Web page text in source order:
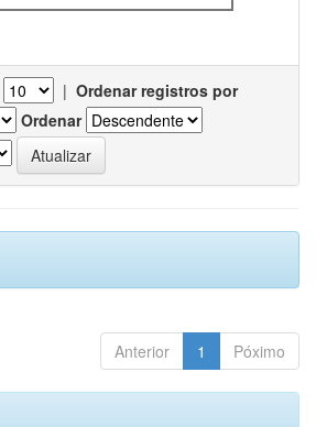
| Ordenar registros por
Ordenar
Anterior 1 Póximo